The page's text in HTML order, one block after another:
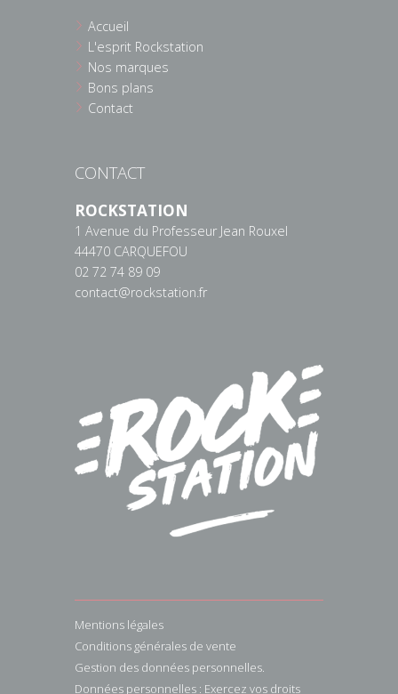
Accueil
L'esprit Rockstation
Nos marques
Bons plans
Contact
CONTACT
ROCKSTATION
1 Avenue du Professeur Jean Rouxel
44470 CARQUEFOU
02 72 74 89 09
contact@rockstation.fr
Mentions légales
Conditions générales de vente
Gestion des données personnelles.
Données personnelles : Exercez vos droits